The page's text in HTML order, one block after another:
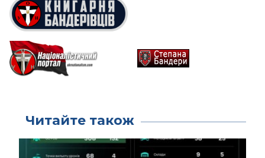
Читайте також